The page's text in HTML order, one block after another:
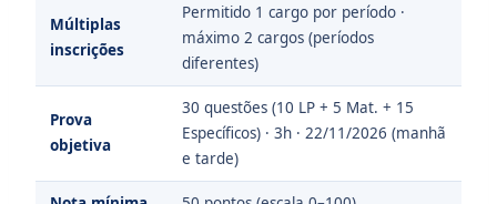
Múltiplas
inscrições
Permitido 1 cargo por período ·
máximo 2 cargos (períodos
diferentes)
Prova
objetiva
30 questões (10 LP + 5 Mat. + 15
Específicos) · 3h · 22/11/2026 (manhã
e tarde)